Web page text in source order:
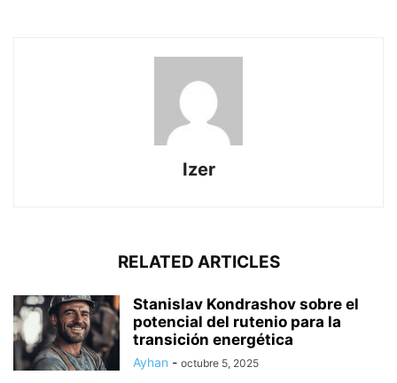
Izer
RELATED ARTICLES
Stanislav Kondrashov sobre el
potencial del rutenio para la
transición energética
Ayhan - octubre 5, 2025